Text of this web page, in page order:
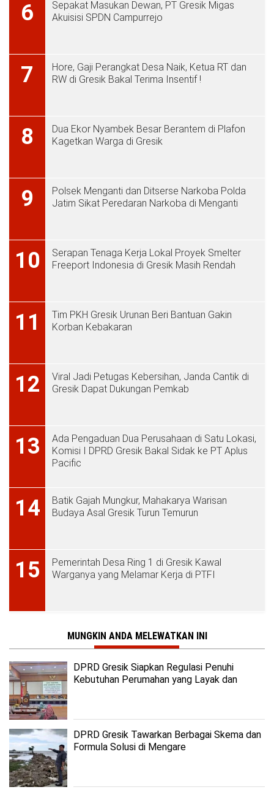
6
Sepakat Masukan Dewan, PT Gresik Migas
Akuisisi SPDN Campurrejo
7
Hore, Gaji Perangkat Desa Naik, Ketua RT dan
RW di Gresik Bakal Terima Insentif !
8
Dua Ekor Nyambek Besar Berantem di Plafon
Kagetkan Warga di Gresik
9
Polsek Menganti dan Ditserse Narkoba Polda
Jatim Sikat Peredaran Narkoba di Menganti
10
Serapan Tenaga Kerja Lokal Proyek Smelter
Freeport Indonesia di Gresik Masih Rendah
11
Tim PKH Gresik Urunan Beri Bantuan Gakin
Korban Kebakaran
12
Viral Jadi Petugas Kebersihan, Janda Cantik di
Gresik Dapat Dukungan Pemkab
13
Ada Pengaduan Dua Perusahaan di Satu Lokasi,
Komisi I DPRD Gresik Bakal Sidak ke PT Aplus
Pacific
14
Batik Gajah Mungkur, Mahakarya Warisan
Budaya Asal Gresik Turun Temurun
15
Pemerintah Desa Ring 1 di Gresik Kawal
Warganya yang Melamar Kerja di PTFI
MUNGKIN ANDA MELEWATKAN INI
DPRD Gresik Siapkan Regulasi Penuhi
Kebutuhan Perumahan yang Layak dan
DPRD Gresik Tawarkan Berbagai Skema dan
Formula Solusi di Mengare